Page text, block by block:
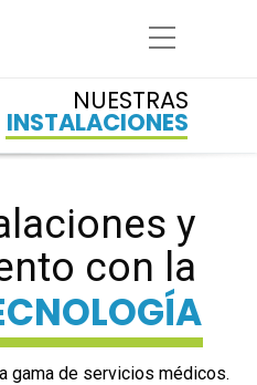
NUESTRAS
INSTALACIONES
gama de servicios médicos.
y
con la